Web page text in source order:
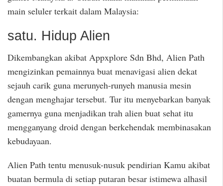
main seluler terkait dalam Malaysia:
satu. Hidup Alien
Dikembangkan akibat Appxplore Sdn Bhd, Alien Path
mengizinkan pemainnya buat menavigasi alien dekat
sejauh carik guna merunyeh-runyeh manusia mesin
dengan menghajar tersebut. Tur itu menyebarkan banyak
gamernya guna menjadikan trah alien buat sehat itu
mengganyang droid dengan berkehendak membinasakan
kebudayaan.
Alien Path tentu menusuk-nusuk pendirian Kamu akibat
buatan bermula di setiap putaran besar istimewa alhasil